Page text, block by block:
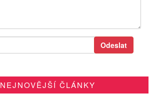
NEJNOVĚJŠÍ ČLÁNKY